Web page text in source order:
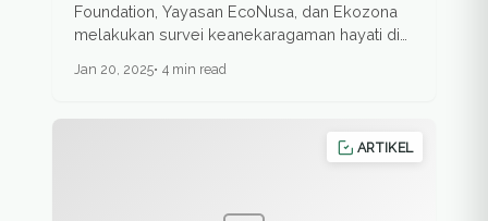
Foundation, Yayasan EcoNusa, dan Ekozona
melakukan survei keanekaragaman hayati di
Jan 20, 2025 4 min read
ARTIKEL